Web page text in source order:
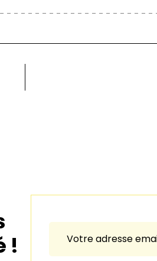
son état d’origine et sous 8 jours.
d’environ 1 ou 2 semaines. Pour le reste du
!